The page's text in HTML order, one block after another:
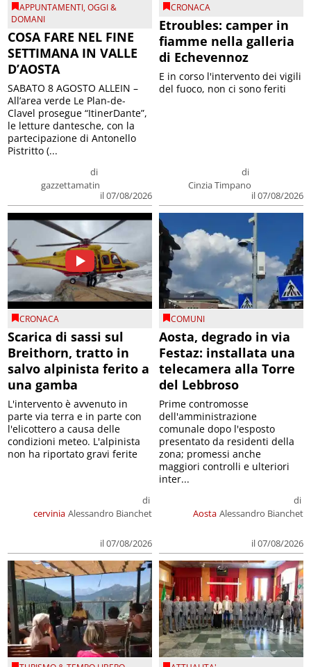
APPUNTAMENTI,OGGI &
DOMANI
COSA FARE NEL FINE
SETTIMANA IN VALLE
D’AOSTA
di
gazzettamatin
il 07/08/2026
SABATO 8 AGOSTO ALLEIN –
All’area verde Le Plan-de-
Clavel prosegue “ItinerDante”,
le letture dantesche, con la
partecipazione di Antonello
Pistritto (...
CRONACA
Etroubles: camper in
fiamme nella galleria
di Echevennoz
di
Cinzia Timpano
il 07/08/2026
E in corso l'intervento dei vigili
del fuoco, non ci sono feriti
CRONACA
Scarica di sassi sul
Breithorn, tratto in
salvo alpinista ferito a
una gamba
cervinia
di
Alessandro Bianchet
il 07/08/2026
L'intervento è avvenuto in
parte via terra e in parte con
l'elicottero a causa delle
condizioni meteo. L'alpinista
non ha riportato gravi ferite
COMUNI
Aosta, degrado in via
Festaz: installata una
telecamera alla Torre
del Lebbroso
Aosta
di
Alessandro Bianchet
il 07/08/2026
Prime contromosse
dell'amministrazione
comunale dopo l'esposto
presentato da residenti della
zona; promessi anche
maggiori controlli e ulteriori
inter...